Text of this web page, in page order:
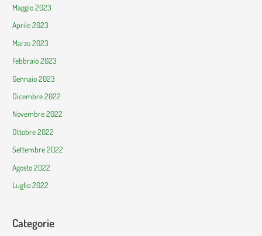
Maggio 2023
Aprile 2023
Marzo 2023
Febbraio 2023
Gennaio 2023
Dicembre 2022
Novembre 2022
Ottobre 2022
Settembre 2022
Agosto 2022
Luglio 2022
Categorie